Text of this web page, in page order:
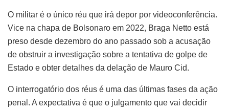
O militar é o único réu que irá depor por videoconferência.
Vice na chapa de Bolsonaro em 2022, Braga Netto está
preso desde dezembro do ano passado sob a acusação
de obstruir a investigação sobre a tentativa de golpe de
Estado e obter detalhes da delação de Mauro Cid.
O interrogatório dos réus é uma das últimas fases da ação
penal. A expectativa é que o julgamento que vai decidir